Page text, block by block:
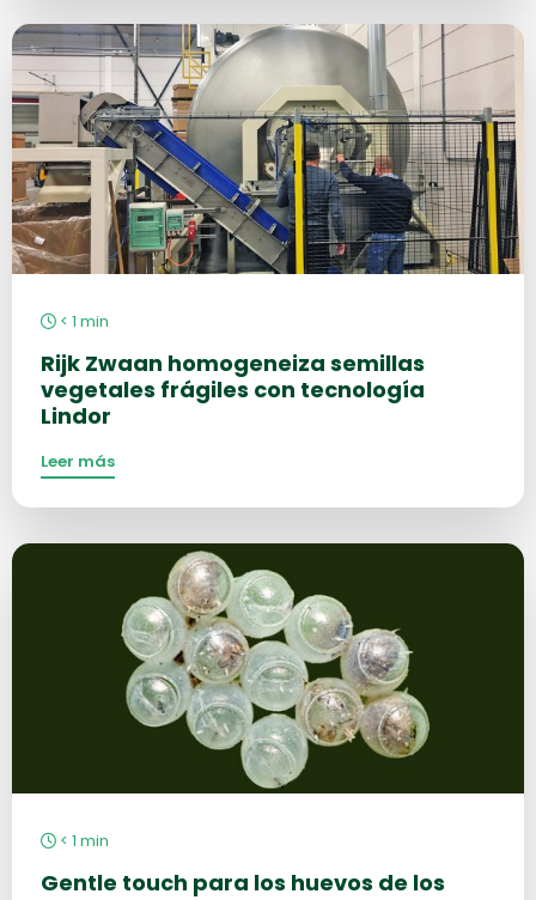
Rijk Zwaan homogeneiza semillas
vegetales frágiles con tecnología
Lindor
< 1 min
Leer más
Más
información
sobre
Gentle touch para los huevos de los
< 1 min
Más